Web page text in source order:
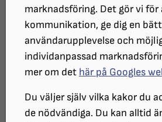
marknadsföring. Det gör vi
kommunikation, ge dig en
användarupplevelse och
individanpassad
mer om det här på Googles
Du väljer själv vilka kakor du
de nödvändiga. Du kan alltid
SYNSKADADES
LÄN ÅRSMÖTE 2014
Protokoll
Art: